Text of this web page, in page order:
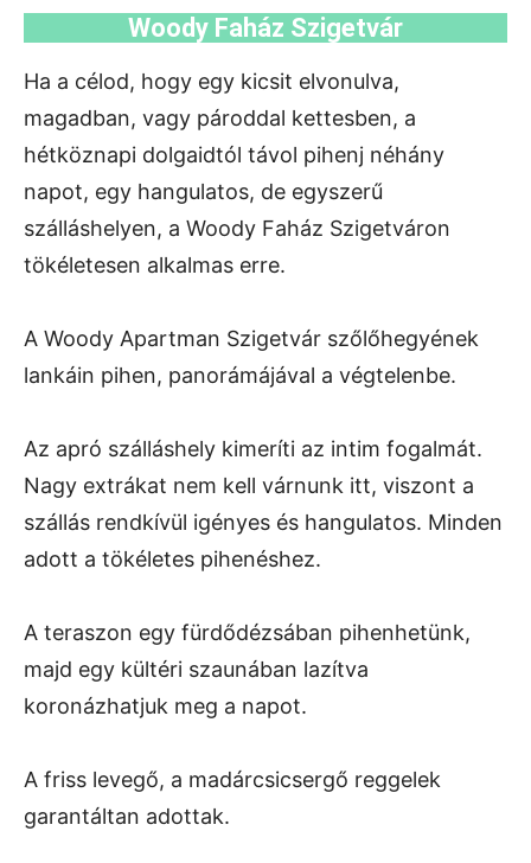
Woody Faház Szigetvár
Ha a célod, hogy egy kicsit elvonulva,
magadban, vagy pároddal kettesben, a
hétköznapi dolgaidtól távol pihenj néhány
napot, egy hangulatos, de egyszerű
szálláshelyen, a Woody Faház Szigetváron
tökéletesen alkalmas erre.
A Woody Apartman Szigetvár szőlőhegyének
lankáin pihen, panorámájával a végtelenbe.
Az apró szálláshely kimeríti az intim fogalmát.
Nagy extrákat nem kell várnunk itt, viszont a
szállás rendkívül igényes és hangulatos. Minden
adott a tökéletes pihenéshez.
A teraszon egy fürdődézsában pihenhetünk,
majd egy kültéri szaunában lazítva
koronázhatjuk meg a napot.
A friss levegő, a madárcsicsergő reggelek
garantáltan adottak.